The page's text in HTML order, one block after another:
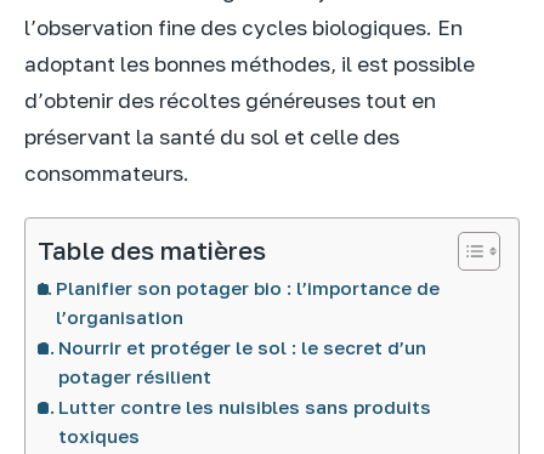
l’observation fine des cycles biologiques. En
adoptant les bonnes méthodes, il est possible
d’obtenir des récoltes généreuses tout en
préservant la santé du sol et celle des
consommateurs.
Table des matières
Planifier son potager bio : l’importance de
l’organisation
Nourrir et protéger le sol : le secret d’un
potager résilient
Lutter contre les nuisibles sans produits
toxiques